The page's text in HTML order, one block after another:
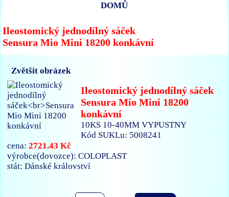
DOMŮ
Ileostomický jednodílný sáček
Sensura Mio Mini 18200 konkávní
Zvětšit obrázek
Ileostomický jednodílný sáček
Sensura Mio Mini 18200
konkávní
10KS 10-40MM VYPUSTNY
Kód SUKLu: 5008241
cena:2721.43 Kč
výrobce(dovozce): COLOPLAST
stát: Dánské království